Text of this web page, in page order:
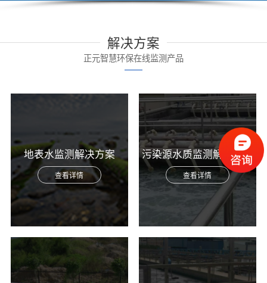
解决方案
正元智慧环保在线监测产品
地表水监测解决方案
查看详情
污染源水质监测解决方案
查看详情